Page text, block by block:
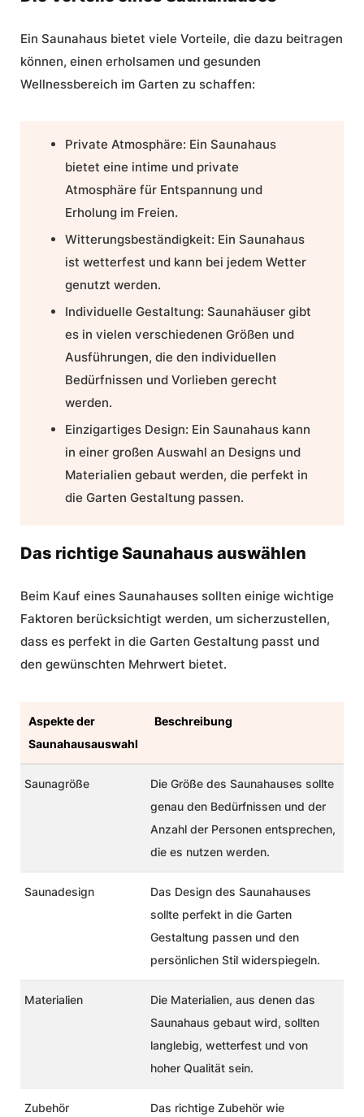
Ein Saunahaus bietet viele Vorteile, die dazu beitragen
können, einen erholsamen und gesunden
Wellnessbereich im Garten zu schaffen:
Private Atmosphäre: Ein Saunahaus
bietet eine intime und private
Atmosphäre für Entspannung und
Erholung im Freien.
Witterungsbeständigkeit: Ein Saunahaus
ist wetterfest und kann bei jedem Wetter
genutzt werden.
Individuelle Gestaltung: Saunahäuser gibt
es in vielen verschiedenen Größen und
Ausführungen, die den individuellen
Bedürfnissen und Vorlieben gerecht
werden.
Einzigartiges Design: Ein Saunahaus kann
in einer großen Auswahl an Designs und
Materialien gebaut werden, die perfekt in
die Garten Gestaltung passen.
Das richtige Saunahaus auswählen
Beim Kauf eines Saunahauses sollten einige wichtige
Faktoren berücksichtigt werden, um sicherzustellen,
dass es perfekt in die Garten Gestaltung passt und
den gewünschten Mehrwert bietet.
Aspekte der
Saunahausauswahl
Beschreibung
Saunagröße
Die Größe des Saunahauses sollte
genau den Bedürfnissen und der
Anzahl der Personen entsprechen,
die es nutzen werden.
Saunadesign
Das Design des Saunahauses
sollte perfekt in die Garten
Gestaltung passen und den
persönlichen Stil widerspiegeln.
Materialien
Die Materialien, aus denen das
Saunahaus gebaut wird, sollten
langlebig, wetterfest und von
hoher Qualität sein.
Zubehör
Das richtige Zubehör wie